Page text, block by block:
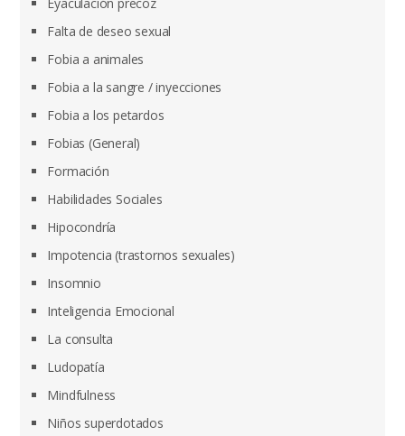
Falta de deseo sexual
Fobia a animales
Fobia a la sangre / inyecciones
Fobia a los petardos
Fobias (General)
Formación
Habilidades Sociales
Hipocondría
Impotencia (trastornos sexuales)
Insomnio
Inteligencia Emocional
La consulta
Ludopatía
Mindfulness
Niños superdotados